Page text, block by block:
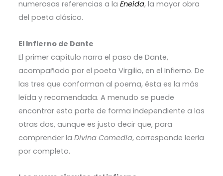
numerosas referencias a la Eneida, la mayor obra
del poeta clásico.
El Infierno de Dante
El primer capítulo narra el paso de Dante,
acompañado por el poeta Virgilio, en el Infierno. De
las tres que conforman al poema, ésta es la más
leída y recomendada. A menudo se puede
encontrar esta parte de forma independiente a las
otras dos, aunque es justo decir que, para
comprender la Divina Comedia, corresponde leerla
por completo.